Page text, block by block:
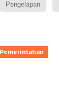
Pengelapan
Pemerintahan